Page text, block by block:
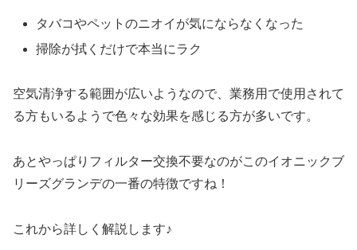
タバコやペットのニオイが気にならなくなった
掃除が拭くだけで本当にラク
空気清浄する範囲が広いようなので、業務用で使用されて
る方もいるようで色々な効果を感じる方が多いです。
あとやっぱりフィルター交換不要なのがこのイオニックブ
リーズグランデの一番の特徴ですね！
これから詳しく解説します♪